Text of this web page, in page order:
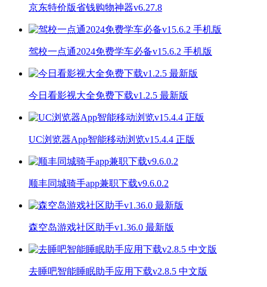
京东特价版省钱购物神器v6.27.8
驾校一点通2024免费学车必备v15.6.2 手机版
今日看影视大全免费下载v1.2.5 最新版
UC浏览器App智能移动浏览v15.4.4 正版
顺丰同城骑手app兼职下载v9.6.0.2
森空岛游戏社区助手v1.36.0 最新版
去睡吧智能睡眠助手应用下载v2.8.5 中文版